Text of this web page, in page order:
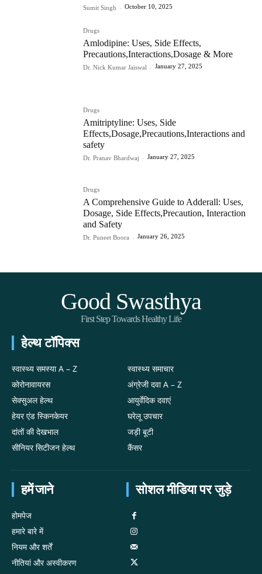
Sumit Singh - October 10, 2025
Drugs
Amlodipine: Uses, Side Effects,
Precautions,Interactions,Dosage & More
Dr. Nick Kumar Jaiswal - January 27, 2025
Drugs
Amitriptyline: Uses, Side
Effects,Dosage,Precautions,Interactions and
safety
Dr. Pranav Bhardwaj - January 27, 2025
Drugs
A Comprehensive Guide to Adderall: Uses,
Dosage, Side Effects,Precaution, Interaction
and Safety
Dr. Puneet Boora - January 26, 2025
Good Swasthya
First Step Towards Healthy Life
हेल्थ टॉपिक्स
स्वास्थ्य समस्या A – Z
कोरोनावायरस
सेक्सुअल हेल्थ
हेयर एंड स्किनकेयर
दांतों की देखभाल
सीनियर सिटीजन हेल्थ
स्वास्थ्य समाचार
अंग्रेजी दवा A – Z
आयुर्वेदिक दवाएं
घरेलू उपचार
जड़ी बूटी
कैंसर
हमें जाने
होमपेज
हमारे बारे में
नियम और शर्तें
नीतियां और अस्वीकरण
सोशल मीडिया पर जुड़े